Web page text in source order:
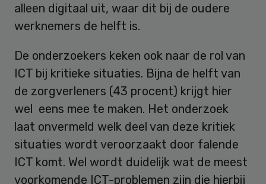
alleen digitaal uit, waar dit bij de oudere
werknemers de helft is.
De onderzoekers keken ook naar de rol van
ICT bij kritieke situaties. Bijna de helft van
de zorgverleners (43 procent) krijgt hier
wel eens mee te maken. Het onderzoek
laat onvermeld welk deel van deze kritiek
situaties wordt veroorzaakt door falende
ICT komt. Wel wordt duidelijk wat de meest
voorkomende ICT-problemen zijn die hierbij